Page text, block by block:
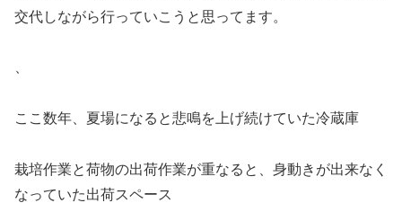
交代しながら行っていこうと思ってます。
ここ数年、夏場になると悲鳴を上げ続けていた冷蔵庫
栽培作業と荷物の出荷作業が重なると、身動きが出来なく
なっていた出荷スペース